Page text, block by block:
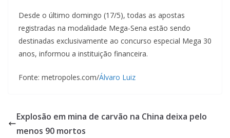
Desde o último domingo (17/5), todas as apostas
registradas na modalidade Mega-Sena estão sendo
destinadas exclusivamente ao concurso especial Mega 30
anos, informou a instituição financeira.
Fonte: metropoles.com/Álvaro Luiz
Explosão em mina de carvão na China deixa pelo
menos 90 mortos